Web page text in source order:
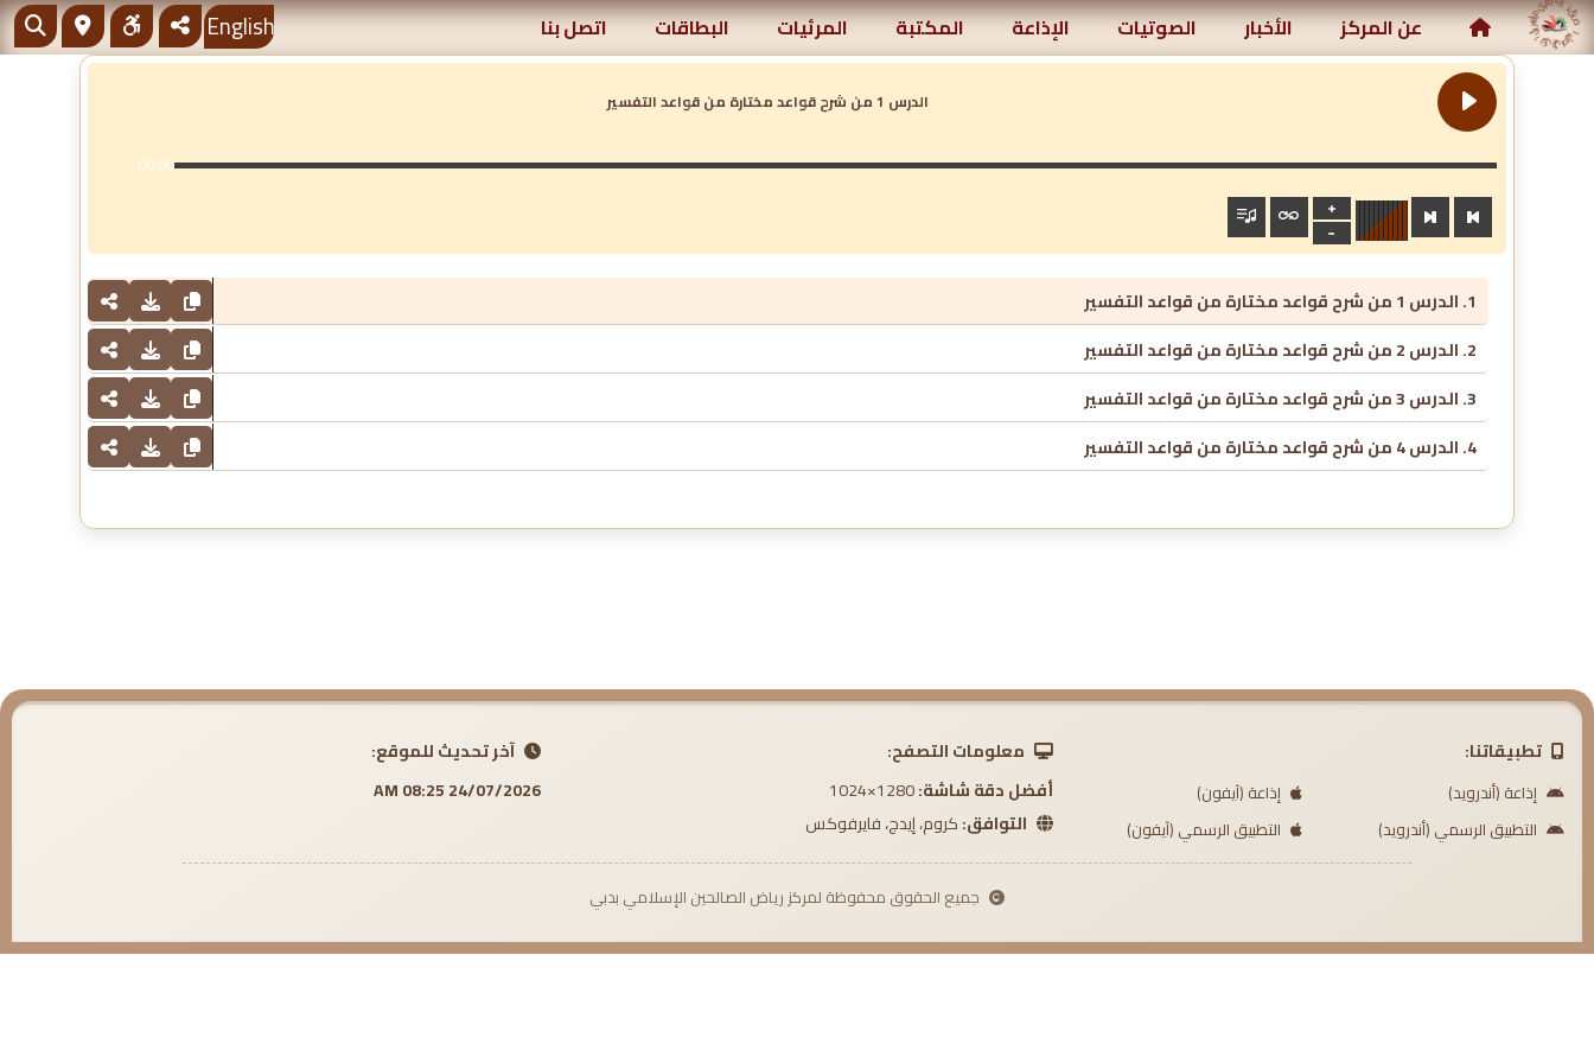
مركز رياض الصالحين الإسلامي عن المركز الأخبار الصوتيات الإذاعة المكتبة المرئيات البطاقات اتصل بنا English
الدرس 1 من شرح قواعد مختارة من قواعد التفسير
00:00
1. الدرس 1 من شرح قواعد مختارة من قواعد التفسير
2. الدرس 2 من شرح قواعد مختارة من قواعد التفسير
3. الدرس 3 من شرح قواعد مختارة من قواعد التفسير
4. الدرس 4 من شرح قواعد مختارة من قواعد التفسير
تطبيقاتنا:
إذاعة (أندرويد)
إذاعة (آيفون)
التطبيق الرسمي (أندرويد)
التطبيق الرسمي (آيفون)
معلومات التصفح:
أفضل دقة شاشة:1280×1024
التوافق:كروم، إيدج، فايرفوكس
آخر تحديث للموقع:
24/07/2026 08:25 AM
جميع الحقوق محفوظة لمركز رياض الصالحين الإسلامي بدبي